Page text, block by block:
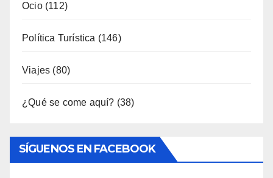
Ocio(112)
Política Turística (146)
Viajes (80)
¿Qué se come aquí? (38)
SÍGUENOS EN FACEBOOK